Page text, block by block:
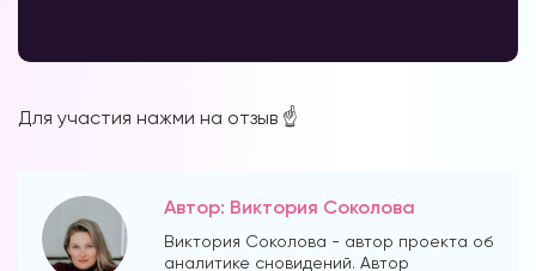
Для участия нажми на отзыв ☝️
Автор: Виктория Соколова
Виктория Соколова - автор проекта об
аналитике сновидений. Автор